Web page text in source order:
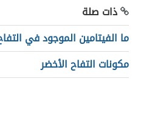
ذات صلة
ما الفيتامين الموجود في
مكونات التفاح الأخضر